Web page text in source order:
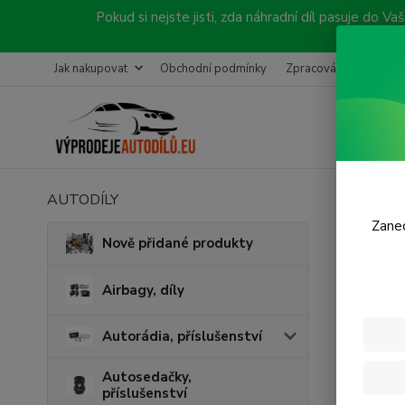
Pokud si nejste jisti, zda náhradní díl pasuje do
Jak nakupovat Obchodní podmínky Zpracování objednávky
AUTODÍLY
Nově přidané produkty
Airbagy, díly
Autorádia, příslušenství
Autosedačky,
příslušenství